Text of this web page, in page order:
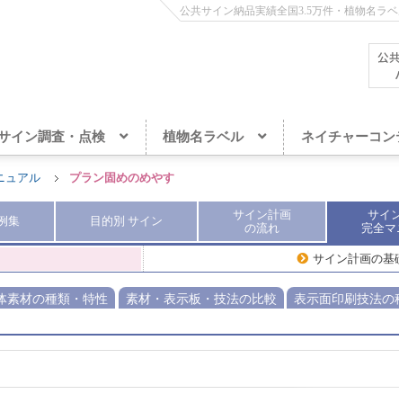
公共サイン納品実績全国3.5万件・植物名ラベ
イン調査・点検 植物名ラベル ネイチャーコン
ュアル プラン固めのめやす
集 目的別 サイン
サイン計画
の流れ
サイ
完全マ
サイン計画の基
素材の種類・特性 素材・表示板・技法の比較 表示面印刷技法の